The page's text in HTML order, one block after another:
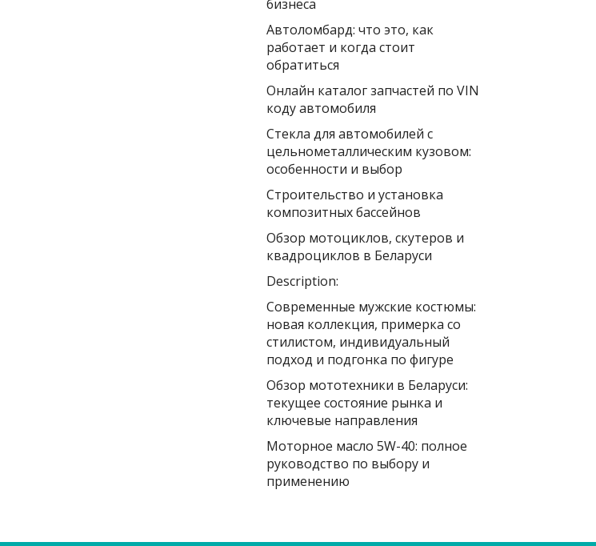
бизнеса
Автоломбард: что это, как
работает и когда стоит
обратиться
Онлайн каталог запчастей по VIN
коду автомобиля
Стекла для автомобилей с
цельнометаллическим кузовом:
особенности и выбор
Строительство и установка
композитных бассейнов
Обзор мотоциклов, скутеров и
квадроциклов в Беларуси
Description:
Современные мужские костюмы:
новая коллекция, примерка со
стилистом, индивидуальный
подход и подгонка по фигуре
Обзор мототехники в Беларуси:
текущее состояние рынка и
ключевые направления
Моторное масло 5W-40: полное
руководство по выбору и
применению